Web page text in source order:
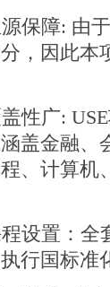
保障: 由
，因此本
性广:
盖金融、
、计算机
设置：
行国标准